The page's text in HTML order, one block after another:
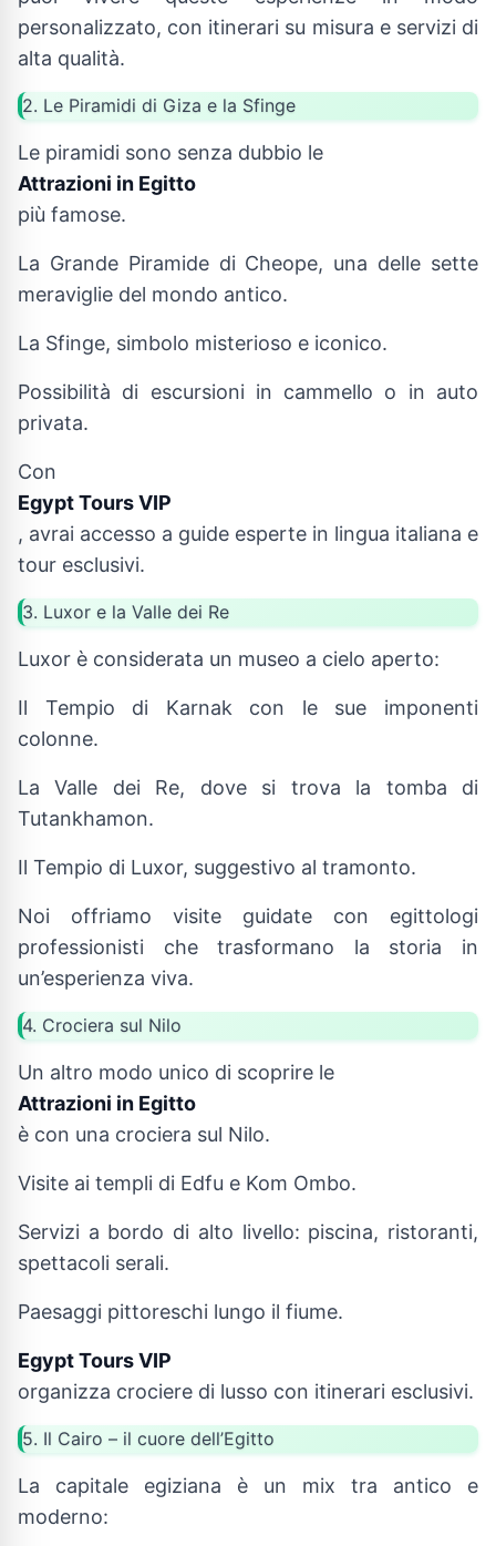
personalizzato, con itinerari su misura e servizi di
alta qualità.
2. Le Piramidi di Giza e la Sfinge
Le piramidi sono senza dubbio le
Attrazioni in Egitto
più famose.
La Grande Piramide di Cheope, una delle sette
meraviglie del mondo antico.
La Sfinge, simbolo misterioso e iconico.
Possibilità di escursioni in cammello o in auto
privata.
Con
Egypt Tours VIP
, avrai accesso a guide esperte in lingua italiana e
tour esclusivi.
3. Luxor e la Valle dei Re
Luxor è considerata un museo a cielo aperto:
Il Tempio di Karnak con le sue imponenti
colonne.
La Valle dei Re, dove si trova la tomba di
Tutankhamon.
Il Tempio di Luxor, suggestivo al tramonto.
Noi offriamo visite guidate con egittologi
professionisti che trasformano la storia in
un’esperienza viva.
4. Crociera sul Nilo
Un altro modo unico di scoprire le
Attrazioni in Egitto
è con una crociera sul Nilo.
Visite ai templi di Edfu e Kom Ombo.
Servizi a bordo di alto livello: piscina, ristoranti,
spettacoli serali.
Paesaggi pittoreschi lungo il fiume.
Egypt Tours VIP
organizza crociere di lusso con itinerari esclusivi.
5. Il Cairo – il cuore dell’Egitto
La capitale egiziana è un mix tra antico e
moderno: